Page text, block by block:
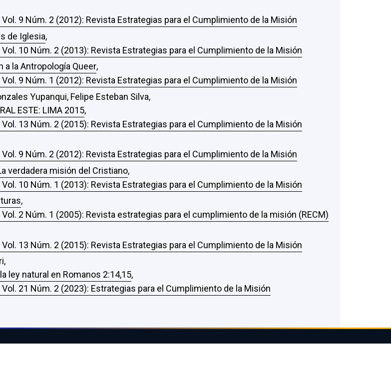
9 Núm. 2 (2012): Revista Estrategias para el Cumplimiento de la Misión
de Iglesia,
10 Núm. 2 (2013): Revista Estrategias para el Cumplimiento de la Misión
a la Antropología Queer,
9 Núm. 1 (2012): Revista Estrategias para el Cumplimiento de la Misión
Yupanqui, Felipe Esteban Silva,
ESTE: LIMA 2015,
13 Núm. 2 (2015): Revista Estrategias para el Cumplimiento de la Misión
9 Núm. 2 (2012): Revista Estrategias para el Cumplimiento de la Misión
verdadera misión del Cristiano,
10 Núm. 1 (2013): Revista Estrategias para el Cumplimiento de la Misión
,
2 Núm. 1 (2005): Revista estrategias para el cumplimiento de la misión (RECM)
13 Núm. 2 (2015): Revista Estrategias para el Cumplimiento de la Misión
ley natural en Romanos 2:14,15,
21 Núm. 2 (2023): Estrategias para el Cumplimiento de la Misión